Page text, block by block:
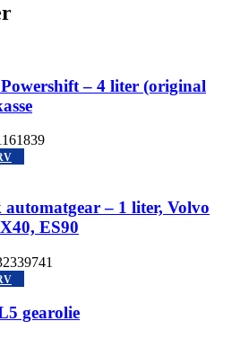
– 4 liter (original
– 1 liter, Volvo
ES90
gearolie